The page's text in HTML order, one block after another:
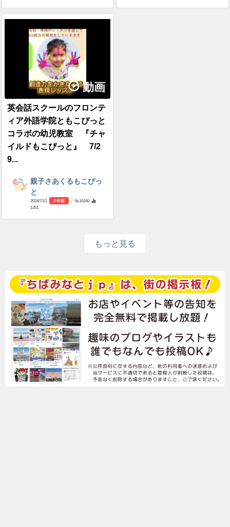
動画
英会話スクールのフロンテ
ィア外語学院ともこぴっと
コラボの幼児教室 『チャ
イルドもこぴっと』 7/2
9...
親子さあくるもこぴっ
と
2024/7/12 2 年前
- №16240
1351
もっと見る